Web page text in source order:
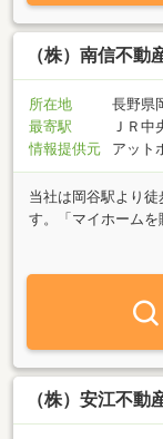
（株）南信不動
所在地
長野県
最寄駅
ＪＲ中
情報提供元
アット
当社は岡谷駅より
す。「マイホーム
でもご相談下さい
4月）南信不動産商
（株）安江不動